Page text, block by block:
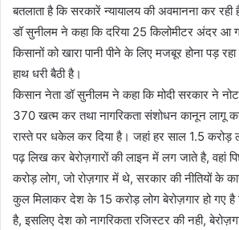
बतलाता है कि सरकारें न्यायालय की अवमानना कर
डॉ सुनीलम ने कहा कि दरिया 25 किलोमीटर अंदर आ
किसानों को खारा पानी पीने के लिए मजबूर होना पड़
हाथ धरी बैठी है।
किसान नेता डॉ सुनीलम ने कहा कि मोदी सरकार ने
370 खत्म कर तथा नागरिकता संशोधन कानून लागू
रास्ते पर धकेल कर दिया है। जहां हर साल 1.5 करोड़
पढ़ लिख कर बेरोज़गारों की लाइन में लग जाते है, वहां
करोड़ लोग, जो रोज़गार में थे, सरकार की नीतियों के
कुल मिलाकर देश के 15 करोड़ लोग बेरोज़गार हो गए है
है, इसलिए देश को नागरिकता रजिस्टर की नही,